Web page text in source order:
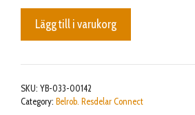
UFL
mängd
Lägg till i varukorg
SKU: YB-033-00142
Category: Belrob. Resdelar Connect